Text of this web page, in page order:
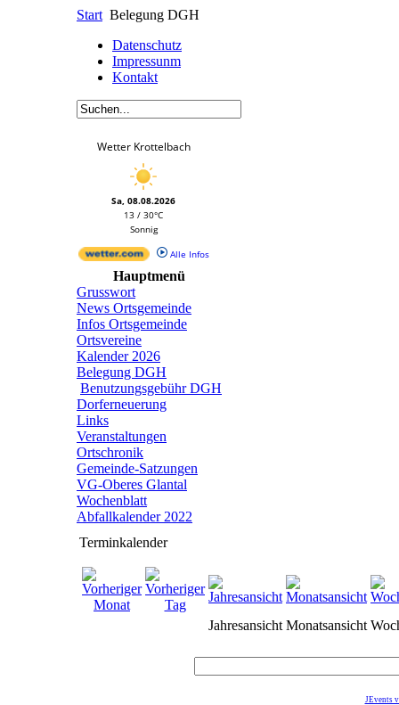
Start Belegung DGH
Datenschutz
Impressunm
Kontakt
Wetter Krottelbach
Sa, 08.08.2026
13 / 30°C
Sonnig
Alle Infos
Hauptmenü
Grusswort
News Ortsgemeinde
Infos Ortsgemeinde
Ortsvereine
Kalender 2026
Belegung DGH
Benutzungsgebühr DGH
Dorferneuerung
Links
Veranstaltungen
Ortschronik
Gemeinde-Satzungen
VG-Oberes Glantal
Wochenblatt
Abfallkalender 2022
Terminkalender
Jahresansicht Monatsansicht
JEvents